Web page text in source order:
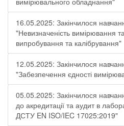
16.05.2025: Закінчилося
"Невизначеність вимірювання
випробування та калібрування"
12.05.2025: Закінчилося
"Забезпечення єдності
05.05.2025: Закінчилося
до акредитації та аудит в
ДСТУ EN ISO/IEC 17025:2019"